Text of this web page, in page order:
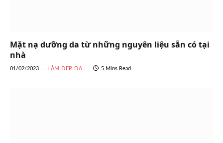
Mặt nạ dưỡng da từ những nguyên liệu sẵn có tại
nhà
01/02/2023 LÀM ĐẸP DA 5 Mins Read